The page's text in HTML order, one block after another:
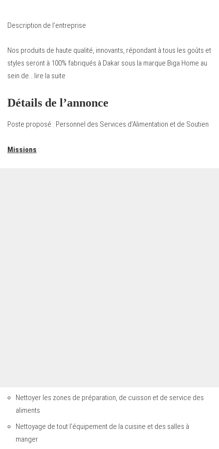
Description de l’entreprise
Nos produits de haute qualité, innovants, répondant à tous les goûts et
styles seront à 100% fabriqués à Dakar sous la marque Biga Home au
sein de… lire la suite
Détails de l’annonce
Poste proposé : Personnel des Services d’Alimentation et de Soutien
Missions :
Nettoyer les zones de préparation, de cuisson et de service des
aliments
Nettoyage de tout l’équipement de la cuisine et des salles à
manger